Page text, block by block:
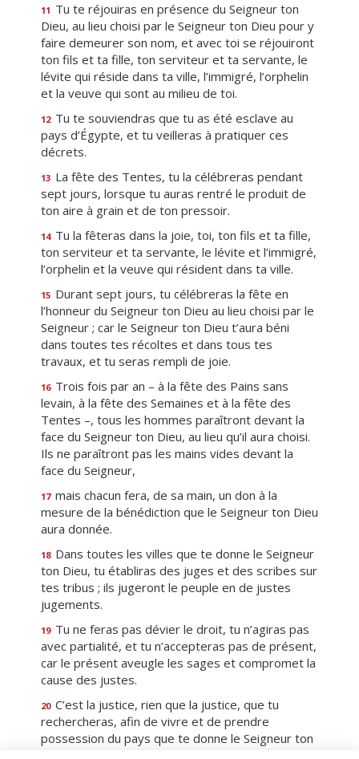
11 Tu te réjouiras en présence du Seigneur ton
Dieu, au lieu choisi par le Seigneur ton Dieu pour y
faire demeurer son nom, et avec toi se réjouiront
ton fils et ta fille, ton serviteur et ta servante, le
lévite qui réside dans ta ville, l’immigré, l’orphelin
et la veuve qui sont au milieu de toi.
12 Tu te souviendras que tu as été esclave au
pays d’Égypte, et tu veilleras à pratiquer ces
décrets.
13 La fête des Tentes, tu la célébreras pendant
sept jours, lorsque tu auras rentré le produit de
ton aire à grain et de ton pressoir.
14 Tu la fêteras dans la joie, toi, ton fils et ta fille,
ton serviteur et ta servante, le lévite et l’immigré,
l’orphelin et la veuve qui résident dans ta ville.
15 Durant sept jours, tu célébreras la fête en
l’honneur du Seigneur ton Dieu au lieu choisi par le
Seigneur ; car le Seigneur ton Dieu t’aura béni
dans toutes tes récoltes et dans tous tes
travaux, et tu seras rempli de joie.
16 Trois fois par an – à la fête des Pains sans
levain, à la fête des Semaines et à la fête des
Tentes –, tous les hommes paraîtront devant la
face du Seigneur ton Dieu, au lieu qu’il aura choisi.
Ils ne paraîtront pas les mains vides devant la
face du Seigneur,
17 mais chacun fera, de sa main, un don à la
mesure de la bénédiction que le Seigneur ton Dieu
aura donnée.
18 Dans toutes les villes que te donne le Seigneur
ton Dieu, tu établiras des juges et des scribes sur
tes tribus ; ils jugeront le peuple en de justes
jugements.
19 Tu ne feras pas dévier le droit, tu n’agiras pas
avec partialité, et tu n’accepteras pas de présent,
car le présent aveugle les sages et compromet la
cause des justes.
20 C’est la justice, rien que la justice, que tu
rechercheras, afin de vivre et de prendre
possession du pays que te donne le Seigneur ton